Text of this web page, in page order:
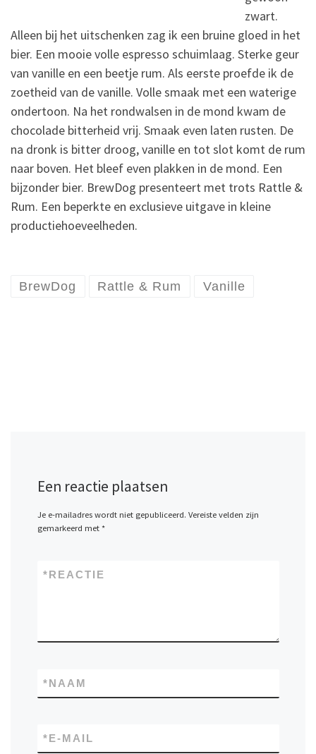
zwart.
Alleen bij het uitschenken zag ik een bruine gloed in het
bier. Een mooie volle espresso schuimlaag. Sterke geur
van vanille en een beetje rum. Als eerste proefde ik de
zoetheid van de vanille. Volle smaak met een waterige
ondertoon. Na het rondwalsen in de mond kwam de
chocolade bitterheid vrij. Smaak even laten rusten. De
na dronk is bitter droog, vanille en tot slot komt de rum
naar boven. Het bleef even plakken in de mond. Een
bijzonder bier. BrewDog presenteert met trots Rattle &
Rum. Een beperkte en exclusieve uitgave in kleine
productiehoeveelheden.
BrewDog Rattle & Rum Vanille
Een reactie plaatsen
Je e-mailadres wordt niet gepubliceerd. Vereiste velden zijn
gemarkeerd met *
REACTIE
*
NAAM
*
E-MAIL
*